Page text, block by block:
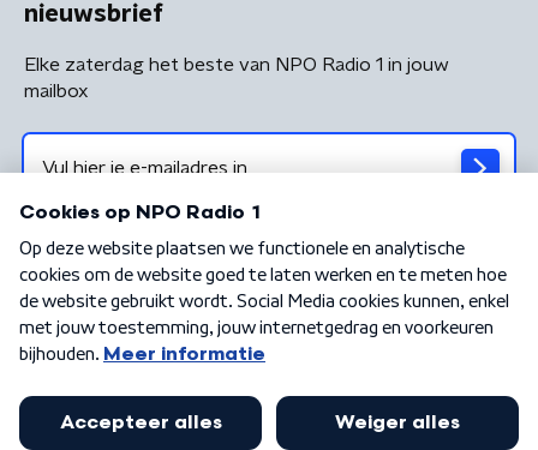
nieuwsbrief
Elke zaterdag het beste van NPO Radio 1 in jouw
mailbox
Algemene voorwaarden